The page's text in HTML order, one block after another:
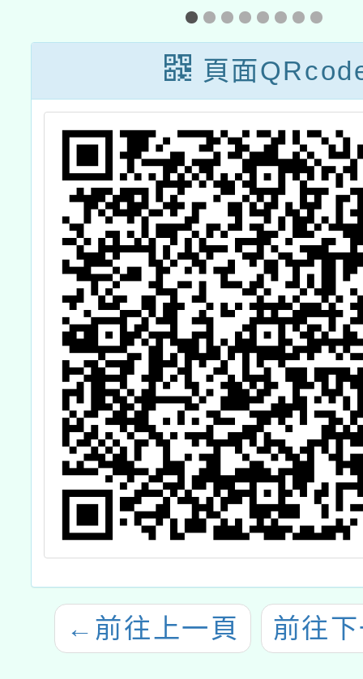
臺幣鈔券防偽設
計及辨識」實體
課程
頁面
← 前往上一頁 前往